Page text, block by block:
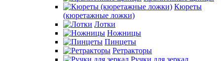
Кюреты
(кюретажные ложки)
Лотки
Ножницы
Пинцеты
Ретракторы
Ручки для зеркал